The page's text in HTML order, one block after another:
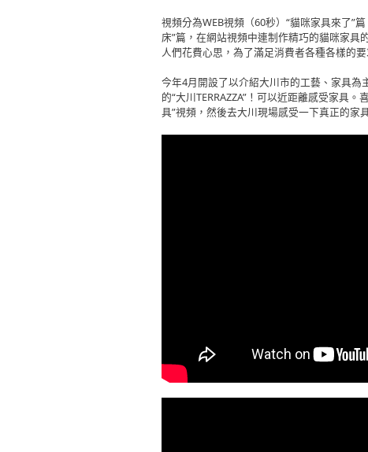
視頻分為WEB視頻（60秒）“貓咪家具來了”
床”篇，在網站視頻中連制作精巧的貓咪家
人們花費心思，為了滿足消費者各種各樣的
今年4月開設了以介紹大川市的工藝、家具
的“大川TERRAZZA”！可以近距離感受家具
具”視頻，然後去大川現場感受一下真正的家